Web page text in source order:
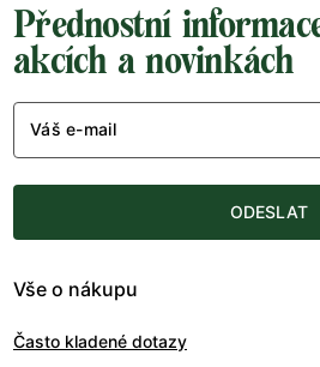
Přednostní
akcích a novinkách
Váš e-mail
ODESLAT
Vše o nákupu
Často kladené dotazy